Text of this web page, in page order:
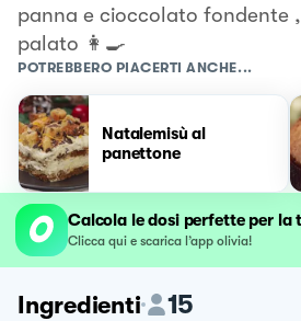
panna e cioccolato fondente
palato 👩‍🍳
POTREBBERO PIACERTI ANCHE...
Natalemisù al
panettone
Calcola le dosi perfette per la
Clicca qui e scarica l’app olivia!
Ingredienti 15